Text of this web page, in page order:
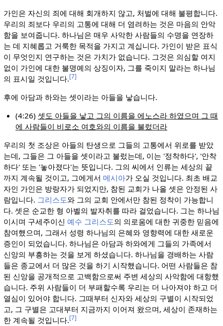
가인은 자신의 죄에 대해 회개하지 않고, 처벌에 대해 불평합니다.
우리의 죄보다 우리의 고통에 대해 더 염려하는 것은 마음의 안악
함을 보여줍니다. 하나님은 매우 사악한 사람들의 수명을 연장하
는 데 지혜롭고 거룩한 목적을 가지고 계십니다. 가인이 받은 표식
이 무엇인지 연구하는 것은 가치가 없습니다. 그것은 의심할 여지
없이 가인에 대한 불명예의 상징이자, 그를 죽이지 말라는 하나님
의 표시일 것입니다.[7]
후에 아담과 하와는 셋이라는 아들을 낳습니다.
(4:26)셋도 아들을 낳고 그의 이름을 에노스라 하였으며 그 때
에 사람들이 비로소 여호와의 이름을 불렀더라
우리의 첫 조상은 아들의 탄생으로 그들의 고통에서 위로를 받았
는데, 그들은 그 아들을 셋이라고 불렀는데, 이는 '정착하다', '안착
하다' 또는 '놓아졌다'는 뜻입니다. 그의 씨에서 인류는 세상의 끝
까지 계속될 것이고, 그에게서 메시아가 오실 것입니다. 최초 배교
자인 가인은 방랑자가 되었지만, 참된 교회가 나올 셋은 안정된 사
람입니다. 그리스도와 그의 교회 안에서만 참된 정착이 가능합니
다. 셋은 순교한 형 아벨의 발자취를 따라 걸었습니다. 그는 하나님
이시며 구세주이신 예수 그리스도의 의로움에 대한 귀중한 믿음에
참여했으며, 그래서 성령 하나님의 은혜와 영향력에 대한 새로운
증인이 되었습니다. 하나님은 아담과 하와에게 그들의 가족에서
신앙의 부흥하는 것을 보게 하셨습니다. 하나님을 경배하는 사람
들은 종교에서 더 많은 것을 하기 시작했습니다. 어떤 사람들은 참
된 신앙을 공개적으로 고백함으로써 주변 세상의 사악함에 대항했
습니다. 주위 사람들이 더 부패할수록 우리는 더 나아져야 하고 더
열심이 있어야 합니다. 그때부터 신자와 세상의 구별이 시작되었
고, 그 구별은 고대부터 지금까지 이어져 왔으며, 세상이 존재하는
한 계속될 것입니다.[7]